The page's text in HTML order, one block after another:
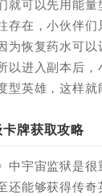
就可以先用能
存在，小伙伴
为恢复药水可
以进入副本后
型英雄，这样就
牌获取攻略
中宇宙监狱是
还能够获得传